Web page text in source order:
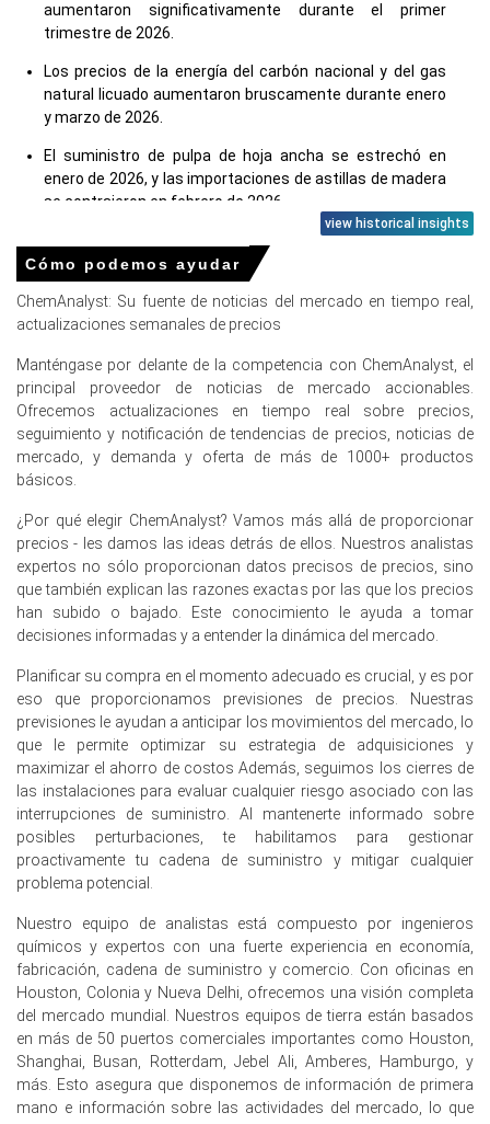
aumentaron significativamente durante el primer
trimestre de 2026.
Los precios de la energía del carbón nacional y del gas
natural licuado aumentaron bruscamente durante enero
y marzo de 2026.
El suministro de pulpa de hoja ancha se estrechó en
enero de 2026, y las importaciones de astillas de madera
se contrajeron en febrero de 2026.
Precios de Pulpa en Europa
a trimestre en el primer trimestre de 2026, impulsado por
la contracción de la fabricación y la débil demanda del
consumidor.
El Índice de Precios al Consumidor subió 2.7% año tras
año en marzo de 2026, mientras que los precios
El Índice de Precios al Productor disminuyó un 0.2% año
tras año en marzo de 2026, reflejando menores costos
de insumos industriales para la producción de Pulpa.
El Índice de Manufactura se contrajo en marzo de 2026, y
la producción industrial permaneció estancada en 0.0%
año tras año en febrero de 2026.
Las ventas minoristas cayeron un 2.0% año tras año y la
tasa de desempleo alcanzó el 4.0% en marzo de 2026,
suprimiendo la demanda de embalaje.
La confianza del consumidor alcanzó un índice negativo
de 24.7 en marzo de 2026, creando una Perspectiva
Bajista de la Demanda de Pulpa.
La Tendencia de Costos de Producción de Pulpa mostró
se fortalecieron ligeramente durante marzo de 2026.
La actividad de exportación de papel recuperado se
fortaleció en enero de 2026, mientras que los volúmenes
de recolección doméstica permanecieron bajos durante
el período.
La previsión de precio de pulpa permaneció moderada en
el primer trimestre de 2026 ya que la actividad del
consumidor se estancó en todo el sector minorista.
view historical insights
Cómo podemos ayudar
ChemAnalyst: Su fuente de noticias del mercado en tiempo real,
actualizaciones semanales de precios
Manténgase por delante de la competencia con ChemAnalyst, el
principal proveedor de noticias de mercado accionables.
Ofrecemos actualizaciones en tiempo real sobre precios,
seguimiento y notificación de tendencias de precios, noticias de
mercado, y demanda y oferta de más de 1000+ productos
básicos.
¿Por qué elegir ChemAnalyst? Vamos más allá de proporcionar
precios - les damos las ideas detrás de ellos. Nuestros analistas
expertos no sólo proporcionan datos precisos de precios, sino
que también explican las razones exactas por las que los precios
han subido o bajado. Este conocimiento le ayuda a tomar
decisiones informadas y a entender la dinámica del mercado.
Planificar su compra en el momento adecuado es crucial, y es por
eso que proporcionamos previsiones de precios. Nuestras
previsiones le ayudan a anticipar los movimientos del mercado, lo
que le permite optimizar su estrategia de adquisiciones y
maximizar el ahorro de costos Además, seguimos los cierres de
las instalaciones para evaluar cualquier riesgo asociado con las
interrupciones de suministro. Al mantenerte informado sobre
posibles perturbaciones, te habilitamos para gestionar
proactivamente tu cadena de suministro y mitigar cualquier
problema potencial.
Nuestro equipo de analistas está compuesto por ingenieros
químicos y expertos con una fuerte experiencia en economía,
fabricación, cadena de suministro y comercio. Con oficinas en
Houston, Colonia y Nueva Delhi, ofrecemos una visión completa
del mercado mundial. Nuestros equipos de tierra están basados
en más de 50 puertos comerciales importantes como Houston,
Shanghai, Busan, Rotterdam, Jebel Ali, Amberes, Hamburgo, y
más. Esto asegura que disponemos de información de primera
mano e información sobre las actividades del mercado, lo que